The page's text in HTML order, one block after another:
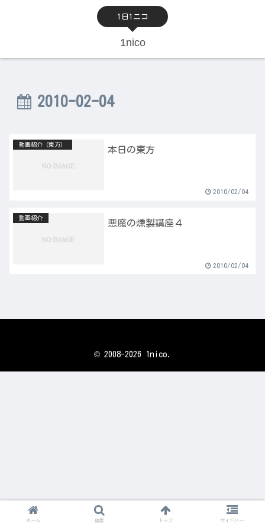
1日1ニコ
1nico
2010-02-04
動画紹介（東方）
本日の東方
2010/02/04
動画紹介
悪魔の燻製講座４
2010/02/04
© 2008-2026 1nico.
ホーム 検索 トップ サイドバー